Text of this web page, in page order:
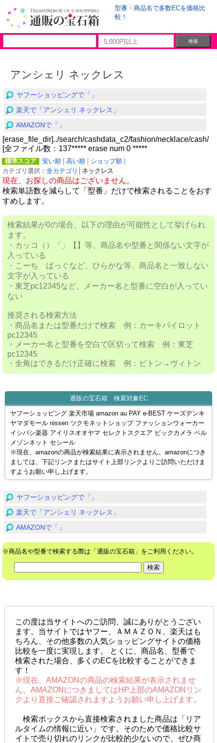
型番・商品名で多数ECを価格比
較！
アンシェリ ネックレス
ヤフーショッピングで「」
楽天で「アンシェリ ネックレス」
AMAZONで「」
[erase_file_dir]../search/cashdata_c2/fashion/necklace/cash/
[全ファイル数：137***** erase num 0 *****
標準スコア 安い順 高い順
ショップ順
カテゴリ選択： 全カテゴリ ネックレス
現在、お探しの商品はございません。
検索単語数を減らして「型番」だけで検索されることをおす
すめします。
検索結果が0の場合、以下の理由が可能性として挙げられ
ます。
・カッコ（）「」【】等、商品名や型番と関係ない文字が
入っている
・こーち ばっぐなど、ひらがな等、商品名と一致しない
文字が入っている
・東芝pc12345など、メーカー名と型番に空白が入ってい
ない
推奨される検索方法
・商品名または型番だけで検索 例：カーキパイロット
pc12345
・メーカー名と型番を空白で区切って検索 例：東芝
pc12345
・全角はできるだけ正確に検索 例：ビトン→ヴィトン
通販の宝石箱 検索対象EC
ヤフーショッピング 楽天市場 amazon au PAY e-BEST ケーズデンキ
ヤマダモール nissen ツクモネットショップ ファッションウォーカー
イシバシ楽器 アイリスオオヤマ セレクトスクエア ビックカメラ ベル
メゾンネット セシール
※現在、amazonの商品が検索結果に表示されません。amazonにつき
ましては、下記リンクまたはサイト上部リンクよりご訪問いただけま
すようお願い申し上げます。
ヤフーショッピングで「」
楽天で「アンシェリ ネックレス」
AMAZONで「」
※商品名や型番で検索する際は「通販の宝石箱」をご利用ください。
この度は当サイトへのご訪問、誠にありがとうござい
ます。当サイトではヤフー、ＡＭＡＺＯＮ、楽天はも
ちろん、その他多数の人気ショッピングサイトの価格
比較を一度に実現します。 とくに、商品名、型番で
検索された場合、多くのECを比較することができま
す！
※現在、AMAZONの商品の検索結果が表示されませ
ん。AMAZONにつきましてはHP上部のAMAZONリン
クより直接ご確認されますようお願い申し上げます。
検索ボックスから直接検索されました商品は「リア
ルタイムの情報に近い」です。そのためで価格比較サ
イトで売り切れのリンクが比較的少ないので、ぜひ商